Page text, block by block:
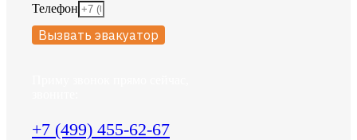
Телефон
Вызвать эвакуатор
+7 (499) 455-62-67